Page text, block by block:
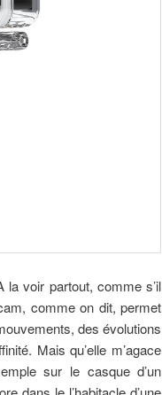
la voir partout, comme s’il
comme on dit, permet
des évolutions
Mais qu’elle m’agace
sur le casque d’un